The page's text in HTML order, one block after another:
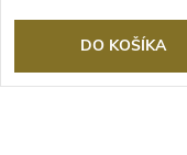
DO KOŠÍKA